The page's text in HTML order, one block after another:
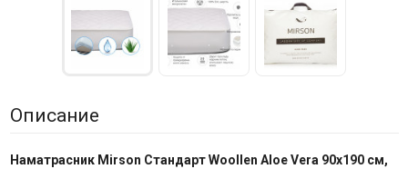
Описание
Наматрасник Mirson Стандарт Woollen Aloe Vera 90x190 см,